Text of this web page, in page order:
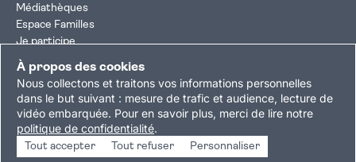
À propos des cookies
Nous collectons et traitons vos informations personnelles
dans le but suivant : mesure de trafic et audience, lecture de
vidéo embarquée. Pour en savoir plus, merci de lire notre
politique de confidentialité.
Tout accepter Tout refuser Personnaliser
Médiathèques
Espace Familles
Je participe
Autorisation d'urbanisme
Résultats électoraux
Plan du site Nous contacterMentions légales
Politique de confidentialitéAccessibilité : partiellement conforme
Gestion des cookies
Copyright © 2026 Ville de Villejuif